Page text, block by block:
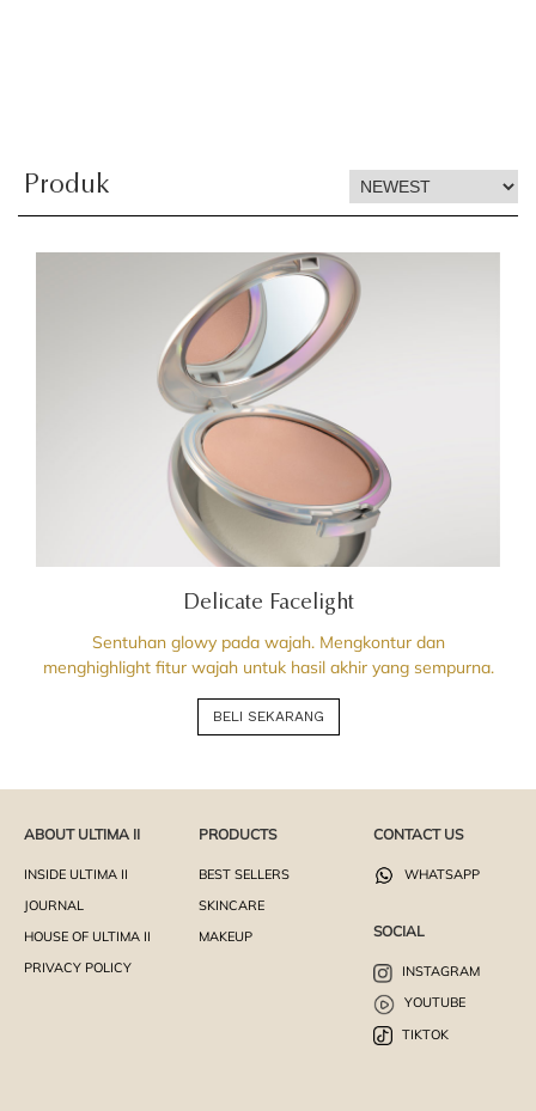
Produk
Delicate Facelight
Sentuhan glowy pada wajah. Mengkontur dan
menghighlight fitur wajah untuk hasil akhir yang sempurna.
BELI SEKARANG
ABOUT ULTIMA II
INSIDE ULTIMA II
JOURNAL
HOUSE OF ULTIMA II
PRIVACY POLICY
PRODUCTS
BEST SELLERS
SKINCARE
MAKEUP
CONTACT US
WHATSAPP
SOCIAL
INSTAGRAM
YOUTUBE
TIKTOK